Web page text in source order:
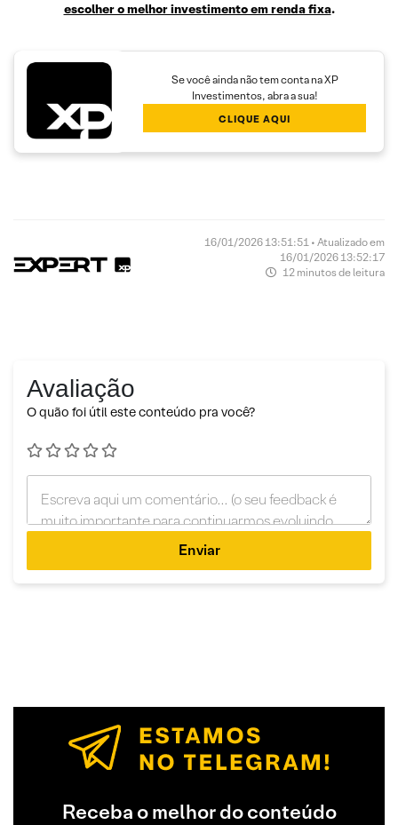
escolher o melhor investimento em renda fixa.
Se você ainda não tem conta na XP
Investimentos, abra a sua!
CLIQUE AQUI
16/01/2026 13:51:51 • Atualizado em
16/01/2026 13:52:17
12 minutos de leitura
Avaliação
O quão foi útil este conteúdo pra você?
Enviar
Receba o melhor do conteúdo